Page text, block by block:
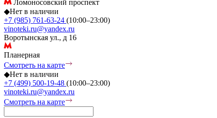
Ломоносовский проспект
◆Нет в наличии
+7 (985) 761-63-24 (10:00–23:00)
vinoteki.ru@yandex.ru
Воротынская ул., д 16
Планерная
Смотреть на карте
◆Нет в наличии
+7 (499) 500-19-48 (10:00–23:00)
vinoteki.ru@yandex.ru
Смотреть на карте